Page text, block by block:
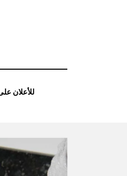
للأعلان